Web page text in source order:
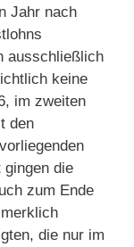
Jahr nach
ausschließlich
keine
im zweiten
den
gingen die
zum Ende
die nur im